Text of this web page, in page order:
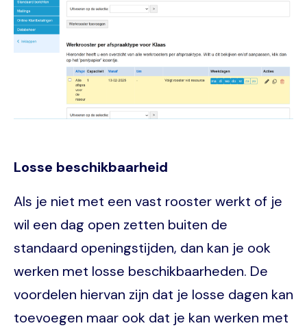
Losse beschikbaarheid
Als je niet met een vast rooster werkt of je
wil een dag open zetten buiten de
standaard openingstijden, dan kan je ook
werken met losse beschikbaarheden. De
voordelen hiervan zijn dat je losse dagen kan
toevoegen maar ook dat je kan werken met